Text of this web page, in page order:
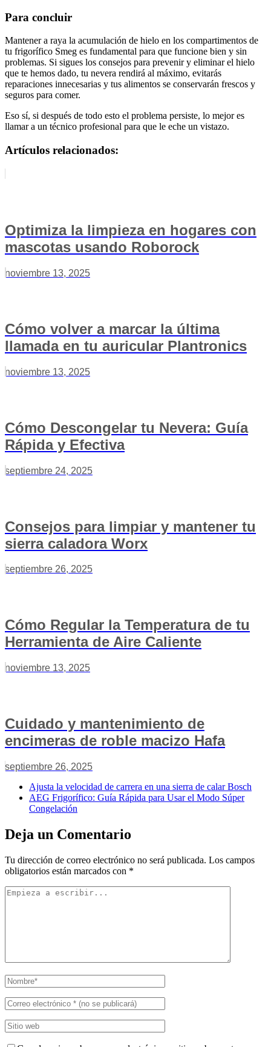
Para concluir
Mantener a raya la acumulación de hielo en los compartimentos de
tu frigorífico Smeg es fundamental para que funcione bien y sin
problemas. Si sigues los consejos para prevenir y eliminar el hielo
que te hemos dado, tu nevera rendirá al máximo, evitarás
reparaciones innecesarias y tus alimentos se conservarán frescos y
seguros para comer.
Eso sí, si después de todo esto el problema persiste, lo mejor es
llamar a un técnico profesional para que le eche un vistazo.
Artículos relacionados:
Optimiza la limpieza en hogares con
mascotas usando Roborock
noviembre 13, 2025
Cómo volver a marcar la última
llamada en tu auricular Plantronics
noviembre 13, 2025
Cómo Descongelar tu Nevera: Guía
Rápida y Efectiva
septiembre 24, 2025
Consejos para limpiar y mantener tu
sierra caladora Worx
septiembre 26, 2025
Cómo Regular la Temperatura de tu
Herramienta de Aire Caliente
noviembre 13, 2025
Cuidado y mantenimiento de
encimeras de roble macizo Hafa
septiembre 26, 2025
Ajusta la velocidad de carrera en una sierra de calar Bosch
AEG Frigorífico: Guía Rápida para Usar el Modo Súper
Congelación
Deja un Comentario
Tu dirección de correo electrónico no será publicada. Los campos
obligatorios están marcados con *